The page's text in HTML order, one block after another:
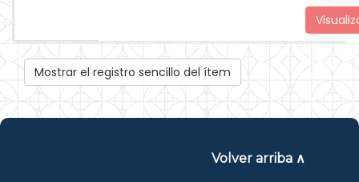
Mostrar el registro sencillo del ítem
Volver arriba ∧